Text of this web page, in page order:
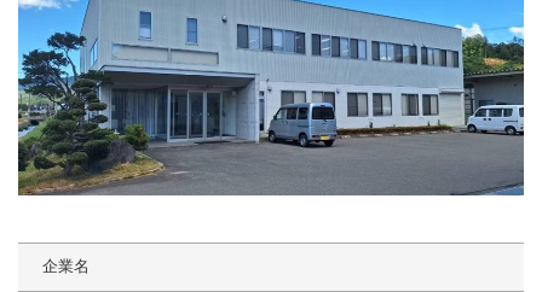
企業名